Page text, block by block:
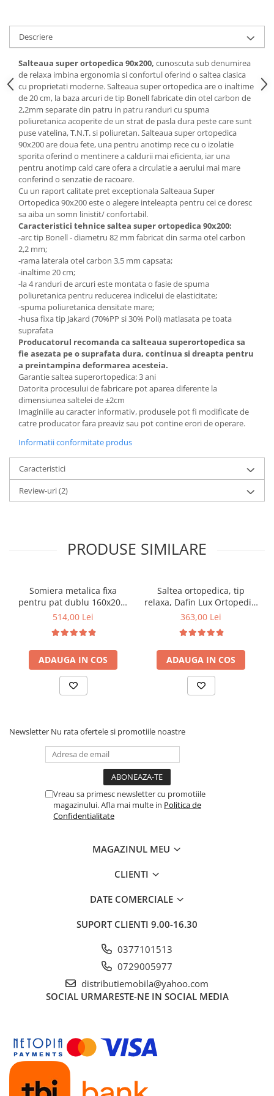
Scaune gradinita
Set mese si scaune gradinita
Mobilier copii
Mobila camera copii
Scaune birou pentru copii
Saltele patuturi copii
Paturi copii
Masa si scaune gradinita
Seturi comode living si dormitor
Descriere
Salteaua super ortopedica 90x200, cunoscuta sub denumirea
de relaxa imbina ergonomia si confortul oferind o saltea clasica
cu proprietati moderne. Salteaua super ortopedica are o inaltime
de 20 cm, la baza arcuri de tip Bonell fabricate din otel carbon de
2,2mm separate din patru in patru randuri cu spuma
poliuretanica acoperite de un strat de pasla dura peste care sunt
puse vatelina, T.N.T. si poliuretan. Salteaua super ortopedica
90x200 are doua fete, una pentru anotimp rece cu o izolatie
sporita oferind o mentinere a caldurii mai eficienta, iar una
pentru anotimp cald care ofera a circulatie a aerului mai mare
conferind o senzatie de racoare.
Cu un raport calitate pret exceptionala Salteaua Super
Ortopedica 90x200 este o alegere inteleapta pentru cei ce doresc
sa aiba un somn linistit/ confortabil.
Caracteristici tehnice saltea super ortopedica 90x200:
-arc tip Bonell - diametru 82 mm fabricat din sarma otel carbon
2,2 mm;
-rama laterala otel carbon 3,5 mm capsata;
-inaltime 20 cm;
-la 4 randuri de arcuri este montata o fasie de spuma
poliuretanica pentru reducerea indicelui de elasticitate;
-spuma poliuretanica densitate mare;
-husa fixa tip Jakard (70%PP si 30% Poli) matlasata pe toata
suprafata
Producatorul recomanda ca salteaua superortopedica sa
fie asezata pe o suprafata dura, continua si dreapta pentru
a preintampina deformarea acesteia.
Garantie saltea superortopedica: 3 ani
Datorita procesului de fabricare pot aparea diferente la
dimensiunea saltelei de ±2cm
Imaginiile au caracter informativ, produsele pot fi modificate de
catre producator fara preaviz sau pot contine erori de operare.
Informatii conformitate produs
Caracteristici
Review-uri(2)
PRODUSE SIMILARE
Somiera metalica fixa
pentru pat dublu 160x200,
6 picioare, 32 lamele lemn
saltea ferm, negru
514,00 Lei
ADAUGA IN COS
Saltea ortopedica, tip
relaxa, Dafin Lux Ortopedic,
90x200x21cm, fermitate
tip Bonell, fata vara-iarna,
sistem de aerisire cu
butoni, Salt Confort
363,00 Lei
ADAUGA IN COS
Newsletter Nu rata ofertele si promotiile noastre
Vreau sa primesc newsletter cu promotiile
magazinului. Afla mai multe in Politica de
Confidentialitate
MAGAZINUL MEU
CLIENTI
DATE COMERCIALE
SUPORT CLIENTI 9.00-16.30
0377101513
0729005977
distributiemobila@yahoo.com
SOCIAL URMARESTE-NE IN SOCIAL MEDIA